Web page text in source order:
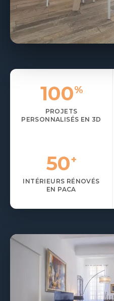
04 65 01 12 04
100%
PROJETS
PERSONNALISÉS EN 3D
50+
INTÉRIEURS RÉNOVÉS
EN PACA